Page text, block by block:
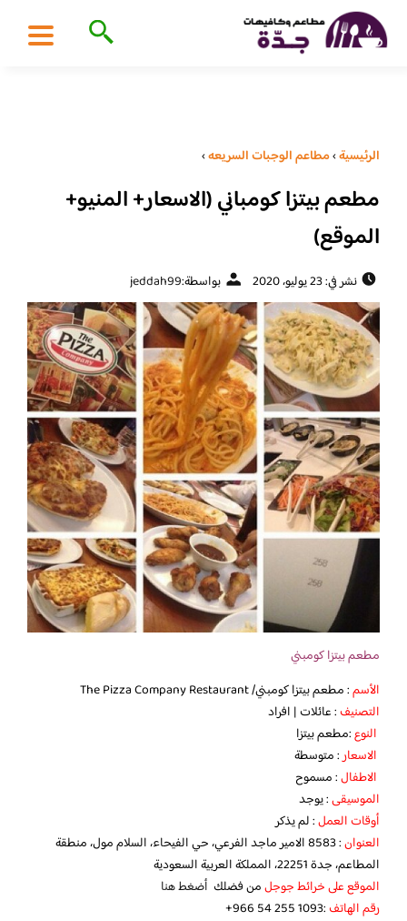
الرئيسية›مطاعم الوجبات السريعه›
مطعم بيتزا كومباني (الاسعار+ المنيو+
الموقع)
نشر في: 23 يوليو، 2020 بواسطة:jeddah99
مطعم بيتزا كومبني
الأسم: مطعم بيتزا كومبني/ The Pizza Company Restaurant
التصنيف: عائلات | افراد
النوع:مطعم بيتزا
الاسعار: متوسطة
الاطفال: مسموح
الموسيقى: يوجد
أوقات العمل: لم يذكر
العنوان
: 8583 الامير ماجد الفرعي، حي الفيحاء، السلام مول، منطقة
المطاعم، جدة 22251، المملكة العربية السعودية
الموقع على خرائط جوجلمن فضلك أضغط هنا
رقم الهاتف:‪+966 54 255 1093‬‏